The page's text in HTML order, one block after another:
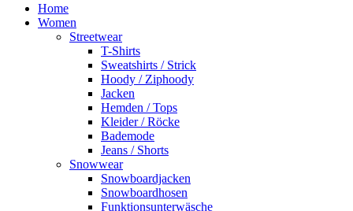
Home
Women
Streetwear
T-Shirts
Sweatshirts / Strick
Hoody / Ziphoody
Jacken
Hemden / Tops
Kleider / Röcke
Bademode
Jeans / Shorts
Snowwear
Snowboardjacken
Snowboardhosen
Funktionsunterwäsche